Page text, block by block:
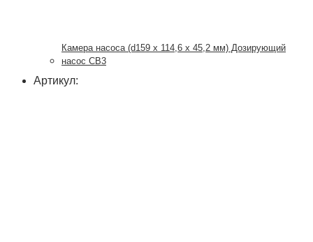
Камера насоса (d159 х 114,6 х 45,2 мм) Дозирующий
насос CB3
Артикул: